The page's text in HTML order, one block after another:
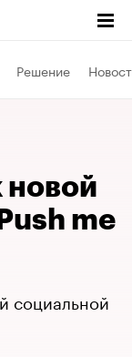
Решение
новой
me
социальной